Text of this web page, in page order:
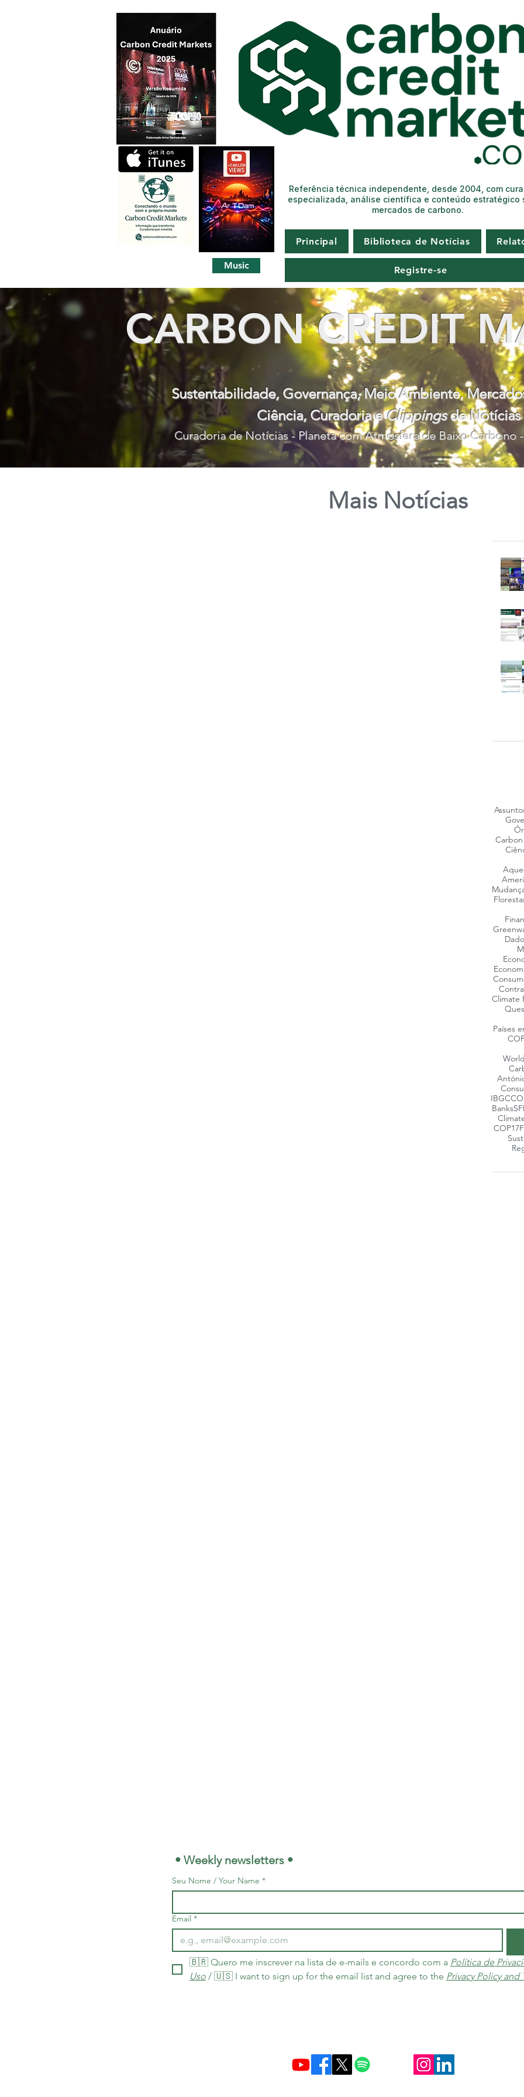
Principal Biblioteca de Notícias
Registre-se
Referência técnica independente, desde 2004, com
especializada, análise científica e conteúdo estratégico
mercados de carbono.
Music
CARBON CREDIT
Sustentabilidade, Governança, Meio Ambiente,
Ciência, Curadoria eClippingsde Notícias
Curadoria de Notícias - Planeta com Atmosfera de Baixo Carbono
Mais Notícias
Climate
Países
IBGC
Banks
COP17
• Weekly newsletters •
Seu Nome / Your Name *
Email *
🇧🇷 Quero me inscrever na lista de e-mails e concordo com a Política de
Uso / 🇺🇸 I want to sign up for the email list and agree to the Privacy Policy and